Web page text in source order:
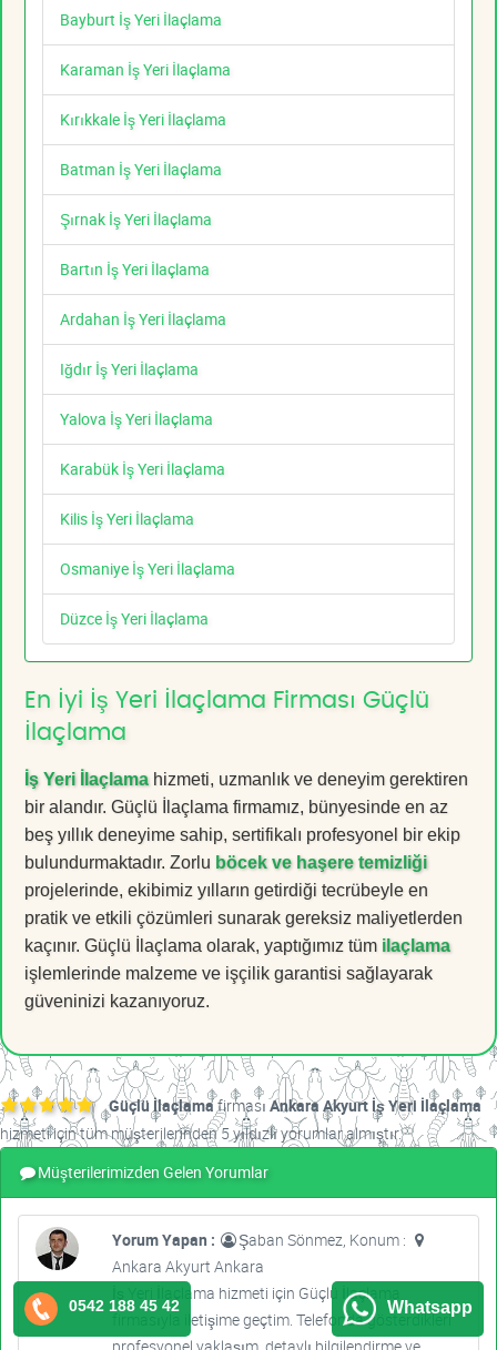
Bayburt İş Yeri İlaçlama
Karaman İş Yeri İlaçlama
Kırıkkale İş Yeri İlaçlama
Batman İş Yeri İlaçlama
Şırnak İş Yeri İlaçlama
Bartın İş Yeri İlaçlama
Ardahan İş Yeri İlaçlama
Iğdır İş Yeri İlaçlama
Yalova İş Yeri İlaçlama
Karabük İş Yeri İlaçlama
Kilis İş Yeri İlaçlama
Osmaniye İş Yeri İlaçlama
Düzce İş Yeri İlaçlama
En İyi İş Yeri İlaçlama Firması Güçlü
İlaçlama
İş Yeri İlaçlamahizmeti, uzmanlık ve deneyim gerektiren
bir alandır. Güçlü İlaçlama firmamız, bünyesinde en az
beş yıllık deneyime sahip, sertifikalı profesyonel bir ekip
bulundurmaktadır. Zorlu böcek ve haşere temizliği
projelerinde, ekibimiz yılların getirdiği tecrübeyle en
pratik ve etkili çözümleri sunarak gereksiz maliyetlerden
kaçınır. Güçlü İlaçlama olarak, yaptığımız tüm ilaçlama
işlemlerinde malzeme ve işçilik garantisi sağlayarak
güveninizi kazanıyoruz.
Güçlü İlaçlamafirmasıAnkara Akyurt İş Yeri İlaçlama
hizmeti için tüm müşterilerinden 5 yıldızlı yorumlar almıştır.
Müşterilerimizden Gelen Yorumlar
Yorum Yapan :
Şaban Sönmez, Konum :
Ankara Akyurt Ankara
İş Yeri İlaçlama hizmeti için Güçlü İlaçlama
firmasıyla iletişime geçtim. Telefonda gösterdikleri
0542 188 45 42 Whatsapp